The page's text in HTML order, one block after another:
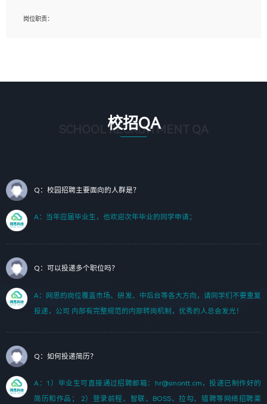
1、艺术设计类相关专业；（其中需求分析顾问不限专业）
岗位职责：
2. 熟悉 前端常用框架, 能独立完成设计给予的 UI 效果;
3. 有良好的代码习惯, 低级错误出现频率低;
7. 了解或熟悉 WebGL 及相关框架优先。
（岗位人员专职于行业应用解决方案、项目申报方案、投标方案的策划编写）
校招QA
SCHOOL RECRUITMENT QA
Q：校园招聘主要面向的人群是？
A：当年应届毕业生，也欢迎次年毕业的同学申请；
Q：可以投递多个职位吗？
A：网思的岗位覆盖市场、研发、中后台等各大方向，请同学们不要重复
投递，公司 内部有完整规范的内部转岗机制，优秀的人总会发光！
Q：如何投递简历？
A：1）毕业生可直接通过招聘邮箱：hr@sinontt.cm，投递已制作好的
简历和作品； 2）登录前程、智联、BOSS、拉勾、猎聘等网络招聘渠